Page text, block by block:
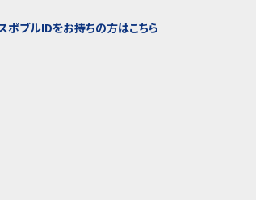
ポブルIDをお持ちの方はこちら